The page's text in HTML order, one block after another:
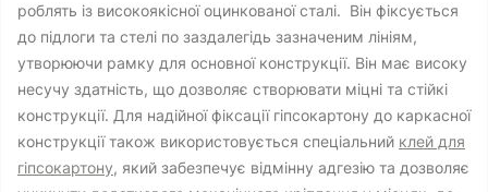
роблять із високоякісної оцинкованої сталі. Він фіксується
до підлоги та стелі по заздалегідь зазначеним лініям,
утворюючи рамку для основної конструкції. Він має високу
несучу здатність, що дозволяє створювати міцні та стійкі
конструкції. Для надійної фіксації гіпсокартону до каркасної
конструкції також використовується спеціальний клей для
гіпсокартону, який забезпечує відмінну адгезію та дозволяє